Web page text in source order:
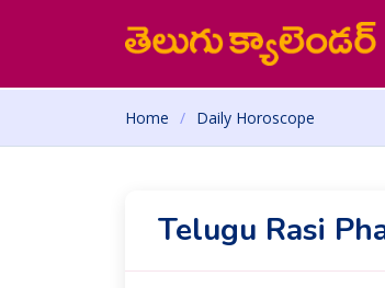
Home Daily Horoscope
Telugu Rasi